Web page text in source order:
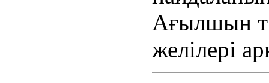
Ағылшын
желілері